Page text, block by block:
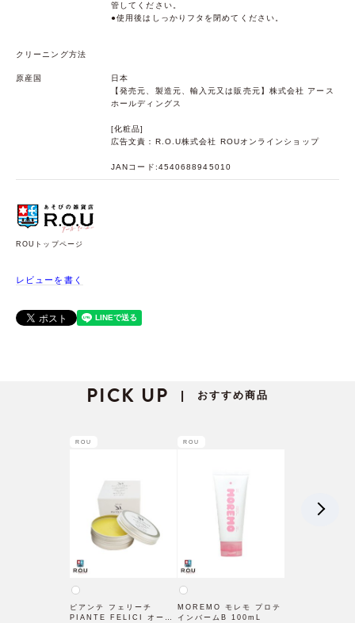
管してください。
●使用後はしっかりフタを閉めてください。
クリーニング方法
原産国
日本
【発売元、製造元、輸入元又は販売元】株式会社 アース
ホールディングス
[化粧品]
広告文責：R.O.U株式会社 ROUオンラインショップ
JANコード:4540688945010
ROUトップページ
レビューを書く
PICK UP | おすすめ商品
ROU
ピアンテ フェリーチ
PIANTE FELICI オーガ
ROU
MOREMO モレモ プロテ
インバームB 100mL